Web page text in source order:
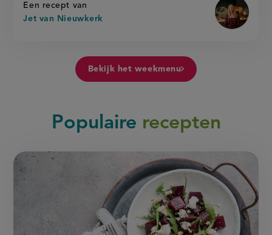
Een recept van
Jet van Nieuwkerk
Bekijk het weekmenu
Populaire recepten